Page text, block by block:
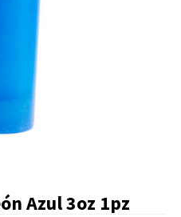
Varios
Precios
Azul 3oz 1pz